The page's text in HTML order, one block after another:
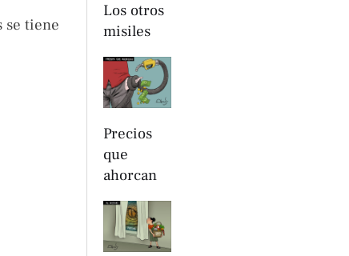
se tiene
Los otros
misiles
Precios
que
ahorcan